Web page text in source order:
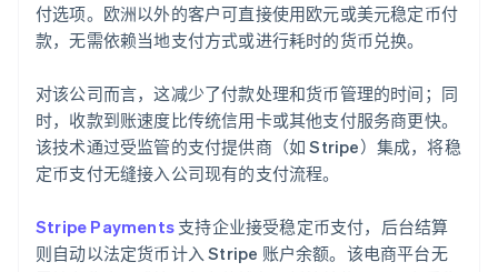
付选项。欧洲以外的客户可直接使用欧元或美元稳定币付
款，无需依赖当地支付方式或进行耗时的货币兑换。
对该公司而言，这减少了付款处理和货币管理的时间；同
时，收款到账速度比传统信用卡或其他支付服务商更快。
该技术通过受监管的支付提供商（如 Stripe）集成，将稳
定币支付无缝接入公司现有的支付流程。
Stripe Payments 支持企业接受稳定币支付，后台结算
则自动以法定货币计入 Stripe 账户余额。该电商平台无